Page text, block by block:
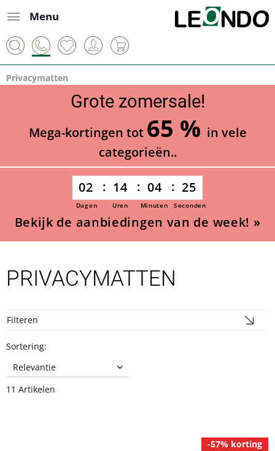
Menu
Privacymatten
Grote zomersale!
Mega-kortingen tot 65 % in vele
categorieën..
02 14 04 24
Dagen Uren Minuten Seconden
Bekijk de aanbiedingen van de week! »
PRIVACYMATTEN
Filteren
Sortering:
11 Artikelen
-57% korting